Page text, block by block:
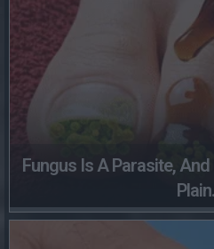
Fungus Is A Parasite,